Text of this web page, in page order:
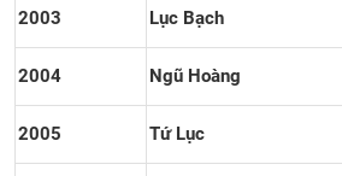
2003 Lục Bạch
2004 Ngũ Hoàng
2005 Tứ Lục